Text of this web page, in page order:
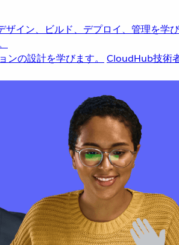
イン、ビルド、デプロイ、管理を学び
の設計を学びます。 CloudHub技術